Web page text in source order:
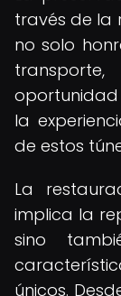
través de la
no solo
la
de estos
La
implica la
sino
únicos.